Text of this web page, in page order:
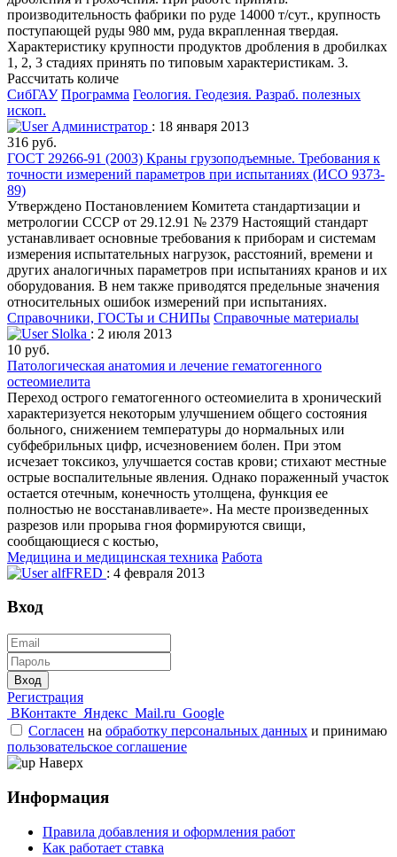
производительность фабрики по руде 14000 т/сут., крупность
поступающей руды 980 мм, руда вкрапленная твердая.
Характеристику крупности продуктов дробления в дробилках
1, 2, 3 стадиях принять по типовым характеристикам. 3.
Рассчитать количе
СибГАУ Программа Геология. Геодезия. Разраб. полезных
ископ.
Администратор : 18 января 2013
316 руб.
ГОСТ 29266-91 (2003) Краны грузоподъемные. Требования к
точности измерений параметров при испытаниях (ИСО 9373-
89)
Утверждено Постановлением Комитета стандартизации и
метрологии СССР от 29.12.91 № 2379 Настоящий стандарт
устанавливает основные требования к приборам и системам
измерения испытательных нагрузок, расстояний, времени и
других аналогичных параметров при испытаниях кранов и их
оборудования. В нем также приводятся предельные значения
относительных ошибок измерений при испытаниях.
Справочники, ГОСТы и СНИПы Справочные материалы
Slolka : 2 июля 2013
10 руб.
Патологическая анатомия и лечение гематогенного
остеомиелита
Переход острого гематогенного остеомиелита в хронический
характеризуется некоторым улучшением общего состояния
больного, снижением температуры до нормальных или
субфебрильных цифр, исчезновением болен. При этом
исчезает токсикоз, улучшается состав крови; стихают местные
острые воспалительные явления. Однако пораженный участок
остается отечным, конечность утолщена, функция ее
полностью не восстанавливаете». На месте произведенных
разрезов или прорыва гноя формируются свищи,
сообщающиеся с костью,
Медицина и медицинская техника Работа
alfFRED : 4 февраля 2013
Вход
Вход
Регистрация
ВКонтакте Яндекс Mail.ru Google
Согласен на обработку персональных данных и принимаю
пользовательское соглашение
Наверх
Информация
Правила добавления и оформления работ
Как работает ставка